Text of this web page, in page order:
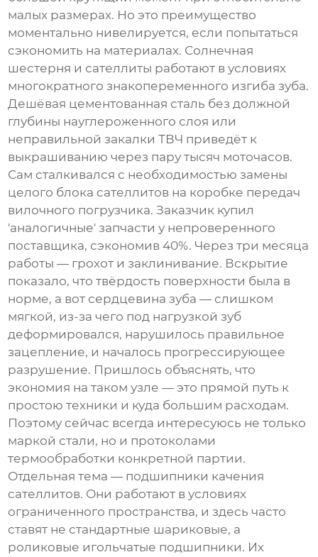
малых размерах. Но это преимущество
моментально нивелируется, если попытаться
сэкономить на материалах. Солнечная
шестерня и сателлиты работают в условиях
многократного знакопеременного изгиба зуба.
Дешёвая цементованная сталь без должной
глубины науглероженного слоя или
неправильной закалки ТВЧ приведёт к
выкрашиванию через пару тысяч моточасов.
Сам сталкивался с необходимостью замены
целого блока сателлитов на коробке передач
вилочного погрузчика. Заказчик купил
'аналогичные' запчасти у непроверенного
поставщика, сэкономив 40%. Через три месяца
работы — грохот и заклинивание. Вскрытие
показало, что твёрдость поверхности была в
норме, а вот сердцевина зуба — слишком
мягкой, из-за чего под нагрузкой зуб
деформировался, нарушилось правильное
зацепление, и началось прогрессирующее
разрушение. Пришлось объяснять, что
экономия на таком узле — это прямой путь к
простою техники и куда большим расходам.
Поэтому сейчас всегда интересуюсь не только
маркой стали, но и протоколами
термообработки конкретной партии.
Отдельная тема — подшипники качения
сателлитов. Они работают в условиях
ограниченного пространства, и здесь часто
ставят не стандартные шариковые, а
роликовые игольчатые подшипники. Их